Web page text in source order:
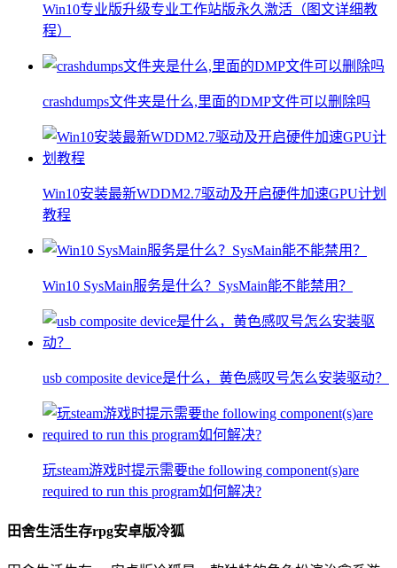
Win10专业版升级专业工作站版永久激活（图文详细教
程）
crashdumps文件夹是什么,里面的DMP文件可以删除吗
Win10安装最新WDDM2.7驱动及开启硬件加速GPU计划
教程
Win10 SysMain服务是什么？SysMain能不能禁用？
usb composite device是什么，黄色感叹号怎么安装驱动？
玩steam游戏时提示需要the following component(s)are
required to run this program如何解决?
田舍生活生存rpg安卓版冷狐